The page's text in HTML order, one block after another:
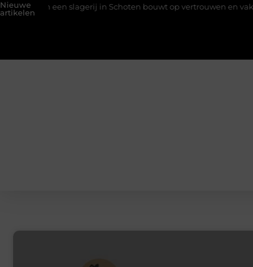
Nieuwe
artikelen
een slagerij in Schoten bouwt op vertrouwen en vakmanschap